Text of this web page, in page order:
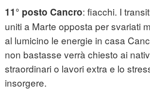
11° posto Cancro: fiacchi. I
uniti a Marte opposta per svariati
al lumicino le energie in casa
non bastasse verrà chiesto ai
straordinari o lavori extra e lo
insorgere.